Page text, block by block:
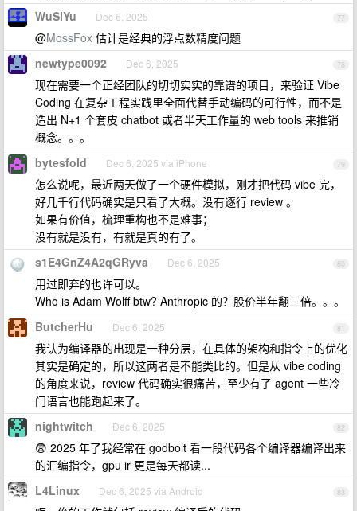
77
WuSiYu Dec 6, 2025
@MossFox 估计是经典的浮点数精度问题
78
newtype0092 Dec 6, 2025
现在需要一个正经团队的切切实实的靠谱的项目，来验证 Vibe
Coding 在复杂工程实践里全面代替手动编码的可行性，而不是
造出 N+1 个套皮 chatbot 或者半天工作量的 web tools 来推销
概念。。。
79
bytesfold Dec 6, 2025 via iPhone
怎么说呢，最近两天做了一个硬件模拟，刚才把代码 vibe 完，
好几千行代码确实是只看了大概。没有逐行 review 。
如果有价值，梳理重构也不是难事；
没有就是没有，有就是真的有了。
80
s1E4GnZ4A2qGRyva Dec 6, 2025
用过即弃的也许可以。
Who is Adam Wolff btw? Anthropic 的？股价半年翻三倍。。。
81
ButcherHu Dec 6, 2025
我认为编译器的出现是一种分层，在具体的架构和指令上的优化
其实是确定的，所以这两者是不能类比的。但是从 vibe coding
的角度来说，review 代码确实很痛苦，至少有了 agent 一些冷
门语言也能跑起来了。
82
nightwitch Dec 6, 2025
😨 2025 年了我经常在 godbolt 看一段代码各个编译器编译出来
的汇编指令，gpu ir 更是每天都读...
83
L4Linux Dec 6, 2025 via Android